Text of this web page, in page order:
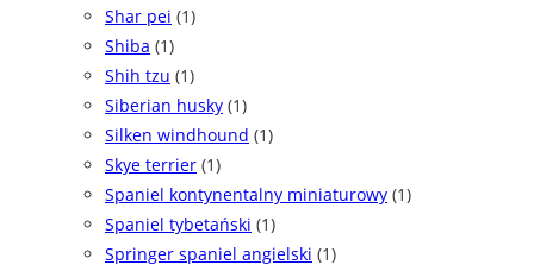
Shar pei (1)
Shiba (1)
Shih tzu (1)
Siberian husky (1)
Silken windhound (1)
Skye terrier (1)
Spaniel kontynentalny miniaturowy (1)
Spaniel tybetański (1)
Springer spaniel angielski (1)